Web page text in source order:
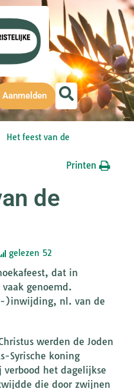
Aanmelden
Het feest van de
Printen
de
gelezen 52
dat in
genoemd.
)inwijding, nl. van de
werden de Joden
Syrische koning
verbood het dagelijkse
die door zwijnen